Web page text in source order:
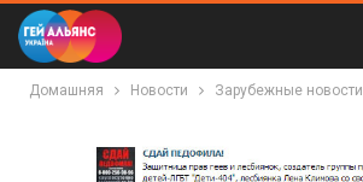
Домашняя Новости Зарубежные новости